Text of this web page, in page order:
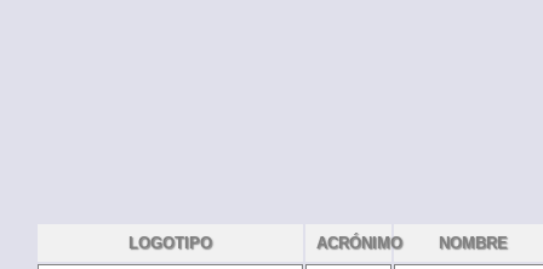
LOGOTIPO ACRÓNIMO NOMBRE